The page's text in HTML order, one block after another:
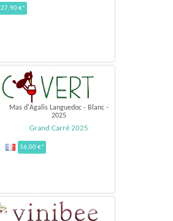
27.90 €*
Mas d'Agalis Languedoc - Blanc -
2025
Grand Carré 2025
16,00 €*